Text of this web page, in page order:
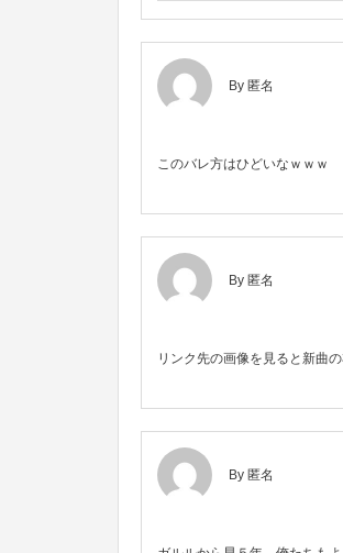
By 匿名
このバレ方はひどいなｗｗｗ
By 匿名
リンク先の画像を見ると新曲
By 匿名